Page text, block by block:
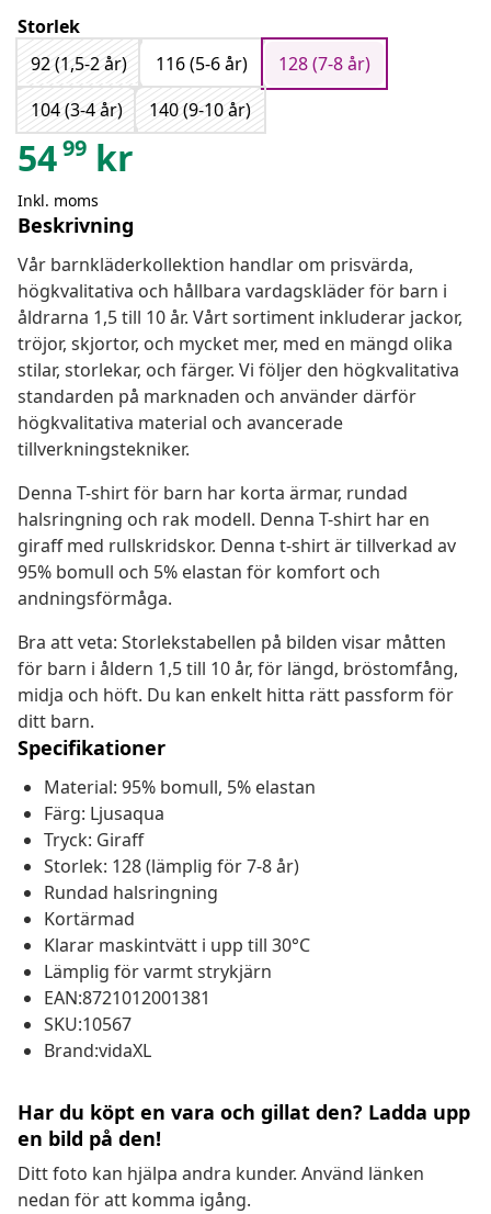
Storlek
92 (1,5-2 år)
116 (5-6 år)
128 (7-8 år)
104 (3-4 år)
140 (9-10 år)
5499 kr
Inkl. moms
Beskrivning
Vår barnkläderkollektion handlar om prisvärda,
högkvalitativa och hållbara vardagskläder för barn i
åldrarna 1,5 till 10 år. Vårt sortiment inkluderar jackor,
tröjor, skjortor, och mycket mer, med en mängd olika
stilar, storlekar, och färger. Vi följer den högkvalitativa
standarden på marknaden och använder därför
högkvalitativa material och avancerade
tillverkningstekniker.
Denna T-shirt för barn har korta ärmar, rundad
halsringning och rak modell. Denna T-shirt har en
giraff med rullskridskor. Denna t-shirt är tillverkad av
95% bomull och 5% elastan för komfort och
andningsförmåga.
Bra att veta: Storlekstabellen på bilden visar måtten
för barn i åldern 1,5 till 10 år, för längd, bröstomfång,
midja och höft. Du kan enkelt hitta rätt passform för
ditt barn.
Specifikationer
Material: 95% bomull, 5% elastan
Färg: Ljusaqua
Tryck: Giraff
Storlek: 128 (lämplig för 7-8 år)
Rundad halsringning
Kortärmad
Klarar maskintvätt i upp till 30°C
Lämplig för varmt strykjärn
EAN:8721012001381
SKU:10567
Brand:vidaXL
Har du köpt en vara och gillat den? Ladda upp
en bild på den!
Ditt foto kan hjälpa andra kunder. Använd länken
nedan för att komma igång.